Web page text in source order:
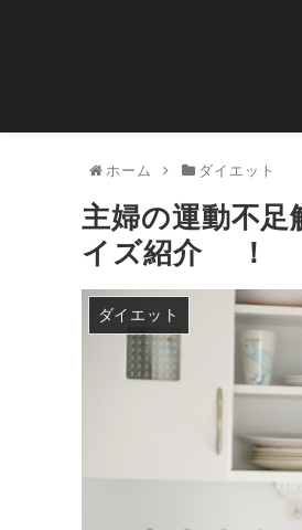
ホーム ダイエット
主婦の運動不
イズ紹介 ！
ダイエット